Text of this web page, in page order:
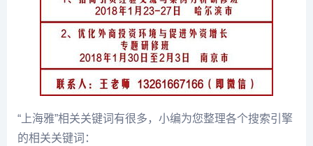
“上海雅”相关关键词有很多，小编为您整理各个搜索引擎
的相关关键词：